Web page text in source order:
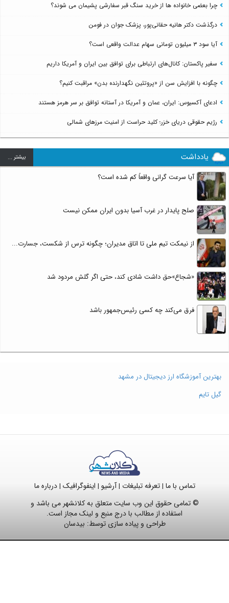
چرا بعضی خانواده ها از خرید سنگ قبر سفارشی پشیمان می شوند؟
درگذشت دکتر هانیه حقانی‌پور، پزشک جوان در فومن
آیا سود ۳ میلیون تومانی سهام عدالت واقعی است؟
سفیر پاکستان: کانال‌های ارتباطی برای توافق بین ایران و آمریکا داریم
چگونه با افزایش سن از «پروتئین نگهدارنده بدن» مراقبت کنیم؟
ادعای آکسیوس: ایران، عمان و آمریکا در آستانه توافق بر سر هرمز هستند
رژیم حقوقی دریای خزر؛ کلید حراست از امنیت مرزهای شمالی
یادداشت بيشتر ...
آیا سرعت گرانی واقعاً کم شده است؟
صلح پایدار در غرب آسیا بدون ایران ممکن نیست
از نیمکت تیم ملی تا اتاق مدیران؛ چگونه ترس از شکست، جسارت...
«شجاع»حق داشت شادی کند، حتی اگر گلش مردود شد
فرق می‌کند چه کسی رئیس‌جمهور باشد
بهترین آموزشگاه ارز دیجیتال در مشهد
گیل تایم
تماس با ما |تعرفه تبلیغات |آرشیو | اینفوگرافیک |درباره ما
© تمامی حقوق این وب سایت متعلق به کلانشهر می باشد و
استفاده از مطالب با درج منبع و لینک مجاز است.
طراحی و پیاده سازی توسط: بیدسان